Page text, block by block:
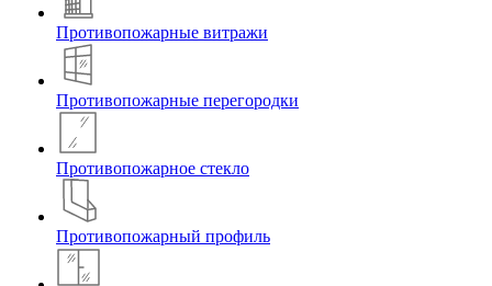
Противопожарные витражи
Противопожарные перегородки
Противопожарное стекло
Противопожарный профиль